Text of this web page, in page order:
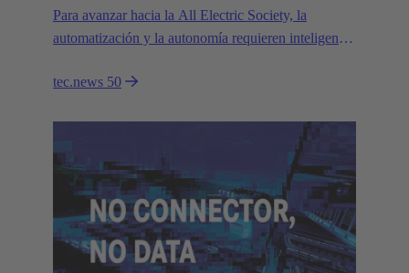
Para avanzar hacia la All Electric Society, la
automatización y la autonomía requieren inteligencia
tec.news 50